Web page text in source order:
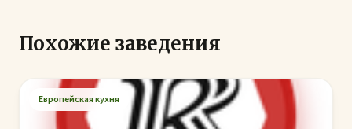
Похожие заведения
Европейская кухня